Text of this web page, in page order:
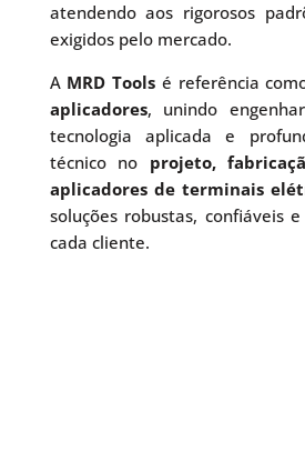
atendendo aos rigorosos
exigidos pelo mercado.
A MRD Tools é referência
aplicadores, unindo
tecnologia aplicada e
técnico no projeto,
aplicadores de terminais
soluções robustas, confiáveis
cada cliente.